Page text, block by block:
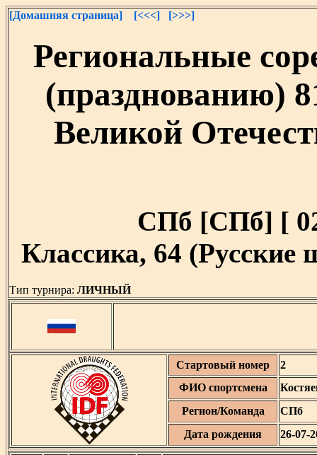
[Домашняя страница] [<<<] [>>>]
Региональные
(празднованию)
Великой
СПб [СПб] [
Классика, 64
Тип турнира: ЛИЧНЫЙ
Стартовый номер
2
ФИО спортсмена
Регион/Команда
СПб
Дата рождения
26-07-